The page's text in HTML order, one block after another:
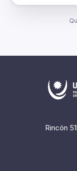
Rincón